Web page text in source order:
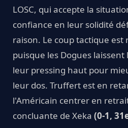
LOSC, qui accepte la
confiance en leur solidité
raison. Le coup tactique
puisque les Dogues
leur pressing haut pour
leur dos. Truffert est en
l'Américain centrer en
concluante de Xeka (0-1,